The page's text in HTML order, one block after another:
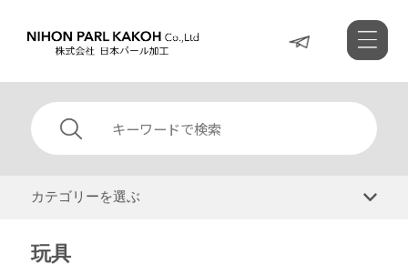
カテゴリーを選ぶ
玩具